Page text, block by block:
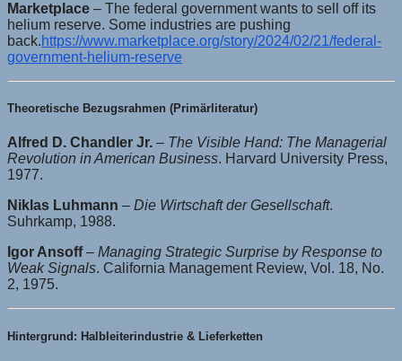
Marketplace – The federal government wants to sell off its
helium reserve. Some industries are pushing
back.https://www.marketplace.org/story/2024/02/21/federal-
government-helium-reserve
Theoretische Bezugsrahmen (Primärliteratur)
Alfred D. Chandler Jr. – The Visible Hand: The Managerial
Revolution in American Business. Harvard University Press,
1977.
Niklas Luhmann – Die Wirtschaft der Gesellschaft.
Suhrkamp, 1988.
Igor Ansoff– Managing Strategic Surprise by Response to
Weak Signals. California Management Review, Vol. 18, No.
2, 1975.
Hintergrund: Halbleiterindustrie & Lieferketten